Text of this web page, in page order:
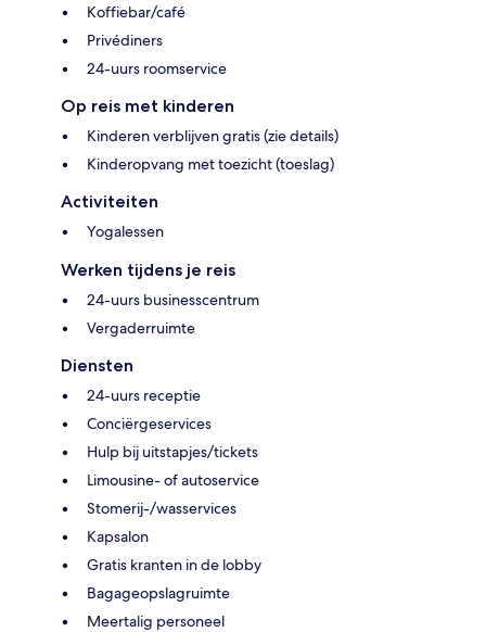
Koffiebar/café
Privédiners
24-uurs roomservice
Op reis met kinderen
Kinderen verblijven gratis (zie details)
Kinderopvang met toezicht (toeslag)
Activiteiten
Yogalessen
Werken tijdens je reis
24-uurs businesscentrum
Vergaderruimte
Diensten
24-uurs receptie
Conciërgeservices
Hulp bij uitstapjes/tickets
Limousine- of autoservice
Stomerij-/wasservices
Kapsalon
Gratis kranten in de lobby
Bagageopslagruimte
Meertalig personeel